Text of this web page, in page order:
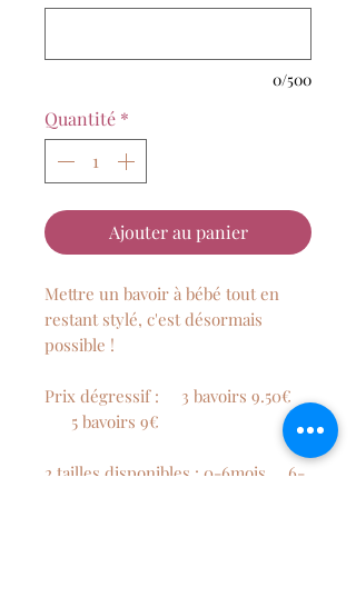
0/500
Quantité *
Ajouter au panier
Mettre un bavoir à bébé tout en
restant stylé, c'est désormais
possible !
Prix dégressif : 3 bavoirs 9.50€
5 bavoirs 9€
2 tailles disponibles : 0-6mois 6-